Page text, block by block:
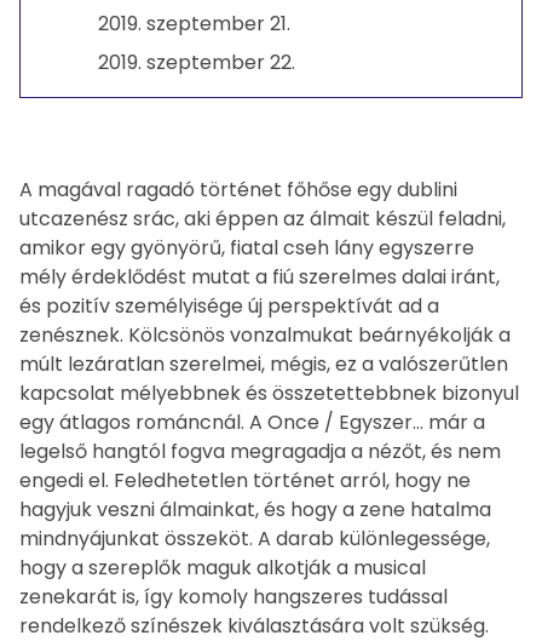
2019. szeptember 21.
2019. szeptember 22.
A magával ragadó történet főhőse egy dublini
utcazenész srác, aki éppen az álmait készül feladni,
amikor egy gyönyörű, fiatal cseh lány egyszerre
mély érdeklődést mutat a fiú szerelmes dalai iránt,
és pozitív személyisége új perspektívát ad a
zenésznek. Kölcsönös vonzalmukat beárnyékolják a
múlt lezáratlan szerelmei, mégis, ez a valószerűtlen
kapcsolat mélyebbnek és összetettebbnek bizonyul
egy átlagos románcnál. A Once / Egyszer... már a
legelső hangtól fogva megragadja a nézőt, és nem
engedi el. Feledhetetlen történet arról, hogy ne
hagyjuk veszni álmainkat, és hogy a zene hatalma
mindnyájunkat összeköt. A darab különlegessége,
hogy a szereplők maguk alkotják a musical
zenekarát is, így komoly hangszeres tudással
rendelkező színészek kiválasztására volt szükség.